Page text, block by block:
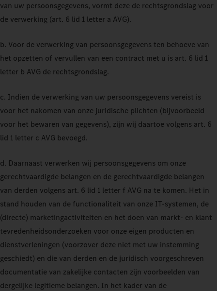
van uw persoonsgegevens, vormt deze de rechtsgrondslag voor
de verwerking (art. 6 lid 1 letter a AVG).
b. Voor de verwerking van persoonsgegevens ten behoeve van
het opzetten of vervullen van een contract met u is art. 6 lid 1
letter b AVG de rechtsgrondslag.
c. Indien de verwerking van uw persoonsgegevens vereist is
voor het nakomen van onze juridische plichten (bijvoorbeeld
voor het bewaren van gegevens), zijn wij daartoe volgens art. 6
lid 1 letter c AVG bevoegd.
d. Daarnaast verwerken wij persoonsgegevens om onze
gerechtvaardigde belangen en de gerechtvaardigde belangen
van derden volgens art. 6 lid 1 letter f AVG na te komen. Het in
stand houden van de functionaliteit van onze IT-systemen, de
(directe) marketingactiviteiten en het doen van markt- en klant
tevredenheidsonderzoeken voor onze eigen producten en
dienstverleningen (voorzover deze niet met uw instemming
geschiedt) en die van derden en de juridisch voorgeschreven
documentatie van zakelijke contacten zijn voorbeelden van
dergelijke legitieme belangen. In het kader van de